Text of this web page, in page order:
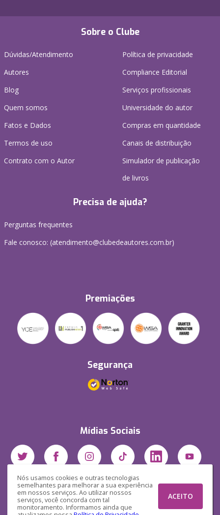
Nós usamos cookies e outras tecnologias
semelhantes para melhorar a sua experiência
em nossos serviços. Ao utilizar nossos
serviços, você concorda com tal
monitoramento. Informamos ainda que
ACEITO
Sobre o Clube
Dúvidas/Atendimento
Autores
Blog
Quem somos
Fatos e Dados
Termos de uso
Contrato com o Autor
Política de privacidade
Compliance Editorial
Serviços profissionais
Universidade do autor
Compras em quantidade
Canais de distribuição
Simulador de publicação
de livros
Precisa de ajuda?
Perguntas frequentes
Fale conosco: (atendimento@clubedeautores.com.br)
Premiações
Segurança
Mídias Sociais